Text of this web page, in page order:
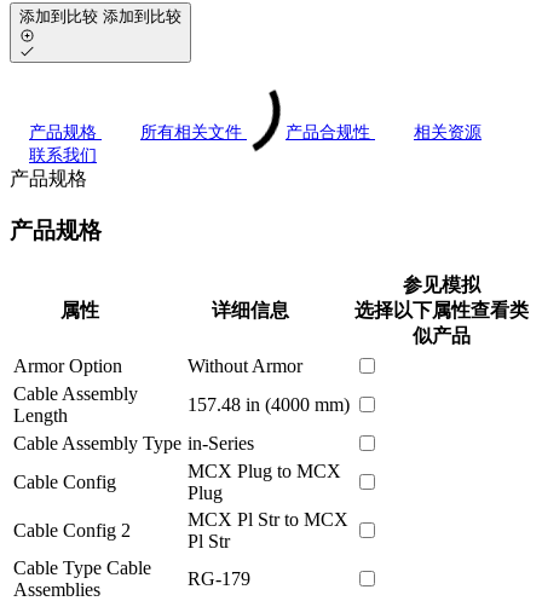
添加到比较 添加到比较
产品规格 所有相关文件 产品合规性
相关资源
联系我们
产品规格
产品规格
属性 详细信息
参见模拟
选择以下属性查看类
似产品
Armor Option
Without Armor
Cable Assembly
Length
157.48 in (4000 mm)
Cable Assembly Type in-Series
Cable Config
MCX Plug to MCX
Plug
Cable Config 2
MCX Pl Str to MCX
Pl Str
Cable Type Cable
Assemblies
RG-179